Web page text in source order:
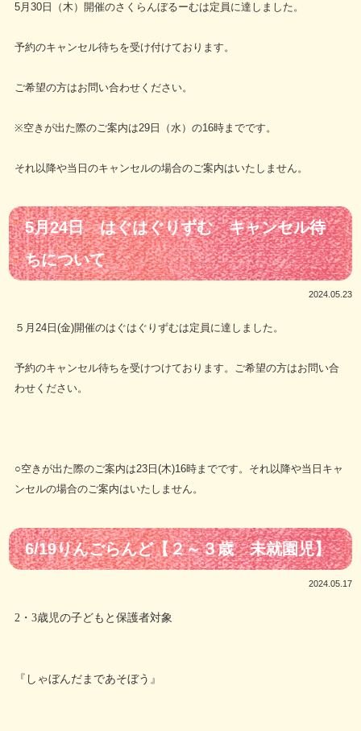
5月30日（木）開催のさくらんぼるーむは定員に達しました。
予約のキャンセル待ちを受け付けております。
ご希望の方はお問い合わせください。
※空きが出た際のご案内は29日（水）の16時までです。
それ以降や当日のキャンセルの場合のご案内はいたしません。
5月24日 はぐはぐりずむ キャンセル待
ちについて
2024.05.23
５月24日(金)開催のはぐはぐりずむは定員に達しました。
予約のキャンセル待ちを受けつけております。ご希望の方はお問い合
わせください。
○空きが出た際のご案内は23日(木)16時までです。それ以降や当日キャ
ンセルの場合のご案内はいたしません。
6/19りんごらんど【２～３歳 未就園児】
2024.05.17
2・3歳児の子どもと保護者対象
『しゃぼんだまであそぼう』